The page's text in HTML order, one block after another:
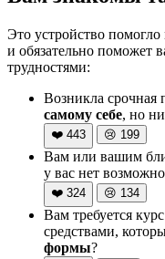
Это устройство
и обязательно поможет
трудностями:
Возникла срочная
самому себе, но
❤️ 443 😢 199
Вам или вашим
у вас нет
❤️ 324 😢 134
Вам требуется
средствами,
формы?